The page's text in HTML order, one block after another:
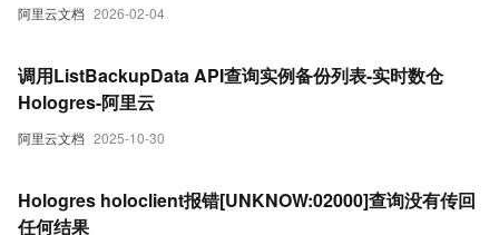
阿里云文档 2026-02-04
阿里云文档 2025-10-30
调用ListBackupData API查询实例备份列表-实时数仓
Hologres-阿里云
Hologres holoclient报错[UNKNOW:02000]查询没有传回
任何结果